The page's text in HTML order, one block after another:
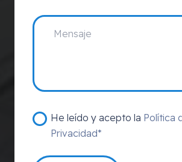
He leído y acepto la Política
Privacidad*